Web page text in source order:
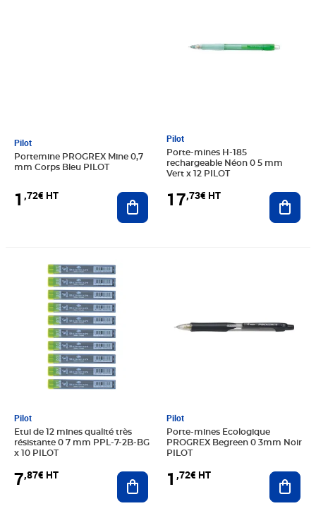
Pilot
Portemine PROGREX Mine 0,7
mm Corps Bleu PILOT
1 ,72€ HT Ajouter au panier
Pilot
Porte-mines H-185
rechargeable Néon 0 5 mm
Vert x 12 PILOT
17,73€ HT
Pilot
Etui de 12 mines qualité très
résistante 0 7 mm PPL-7-2B-BG
x 10 PILOT
7,87€ HT
Prix 7,87€ HT
Ajouter au panier
Pilot
Porte-mines Ecologique
PROGREX Begreen 0 3mm Noir
PILOT
1 ,72€ HT